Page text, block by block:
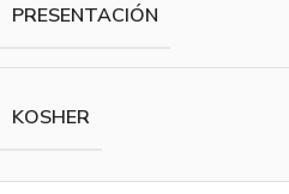
PRESENTACIÓN
KOSHER